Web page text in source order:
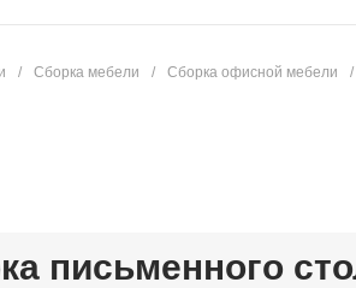
/ Сборка мебели / Сборка офисной мебели /
письменного